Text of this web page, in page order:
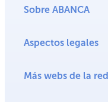
Sobre ABANCA
Aspectos legales
Más webs de la